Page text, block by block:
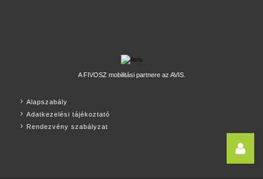
A FIVOSZ mobilitási partnere az AVIS.
Alapszabály
Adatkezelési tájékoztató
Rendezvény szabályzat